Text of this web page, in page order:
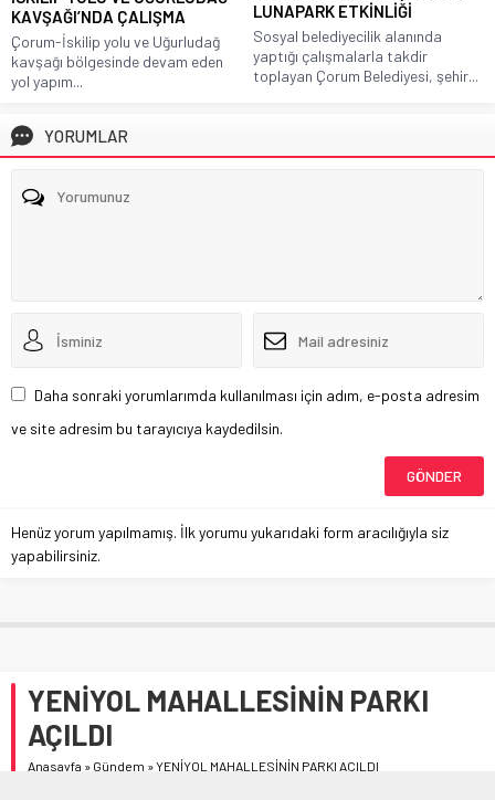
KAVŞAĞI’NDA ÇALIŞMA
Çorum-İskilip yolu ve Uğurludağ
kavşağı bölgesinde devam eden
yol yapım...
LUNAPARK ETKİNLİĞİ
Sosyal belediyecilik alanında
yaptığı çalışmalarla takdir
toplayan Çorum Belediyesi, şehir...
YORUMLAR
Daha sonraki yorumlarımda kullanılması için adım, e-posta adresim
ve site adresim bu tarayıcıya kaydedilsin.
Henüz yorum yapılmamış. İlk yorumu yukarıdaki form aracılığıyla siz
yapabilirsiniz.
YENİYOL MAHALLESİNİN PARKI
AÇILDI
Anasayfa » Gündem »YENİYOL MAHALLESİNİN PARKI AÇILDI